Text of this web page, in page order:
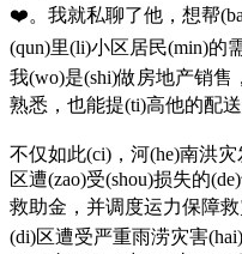
❤️。我就私聊了他，想帮
(qun)里(li)小区居民(min)
我(wo)是(shi)做房地产销售
熟悉，也能提(ti)高他的
不仅如此(ci)，河(he)南洪
区遭(zao)受(shou)损失的
救助金，并调度运力保障救灾
(di)区遭受严重雨涝灾害